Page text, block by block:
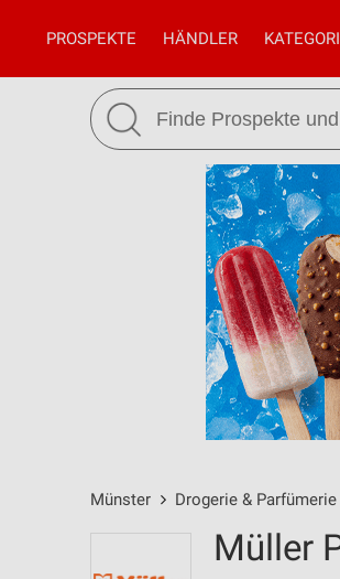
PROSPEKTE HÄNDLER
Münster Drogerie &
Müller